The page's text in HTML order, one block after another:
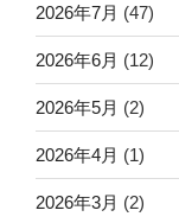
2026年7月 (47)
2026年6月 (12)
2026年5月 (2)
2026年4月 (1)
2026年3月 (2)